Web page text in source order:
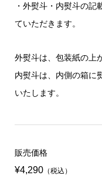
・外熨斗・内熨斗の
ていただきます。
外熨斗は、包装紙の上
内熨斗は、内側の箱に
いたします。
販売価格
¥4,290（税込）